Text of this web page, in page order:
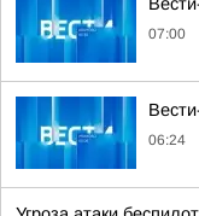
07:00
06:24